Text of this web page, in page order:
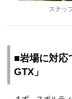
ステッ
■岩場に対応
GTX」